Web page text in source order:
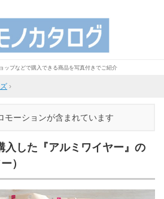
ップなどで購入できる商品を写真付きでご紹介
›
モーションが含まれています
入した『アルミワイヤー』の
）